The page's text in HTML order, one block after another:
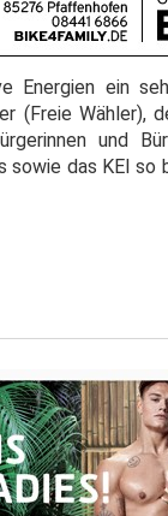
Energien ein
(Freie Wähler),
und
sowie das KEI